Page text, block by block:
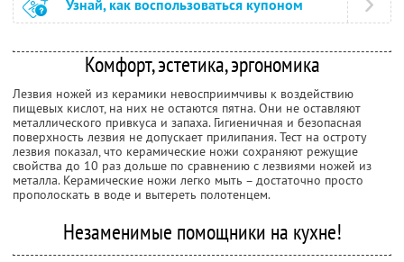
Узнай, как воспользоваться купоном
Комфорт, эстетика, эргономика
Лезвия ножей из керамики невосприимчивы к воздействию
пищевых кислот, на них не остаются пятна. Они не оставляют
металлического привкуса и запаха. Гигиеничная и безопасная
поверхность лезвия не допускает прилипания. Тест на остроту
лезвия показал, что керамические ножи сохраняют режущие
свойства до 10 раз дольше по сравнению с лезвиями ножей из
металла. Керамические ножи легко мыть – достаточно просто
прополоскать в воде и вытереть полотенцем.
Незаменимые помощники на кухне!